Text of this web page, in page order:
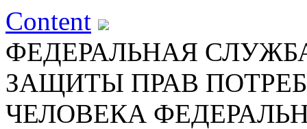
Content
ФЕДЕРАЛЬНАЯ
ЗАЩИТЫ ПРАВ
ЧЕЛОВЕКА